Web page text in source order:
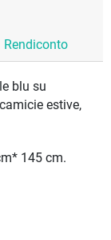
Rendiconto
blu su
estive,
145 cm.